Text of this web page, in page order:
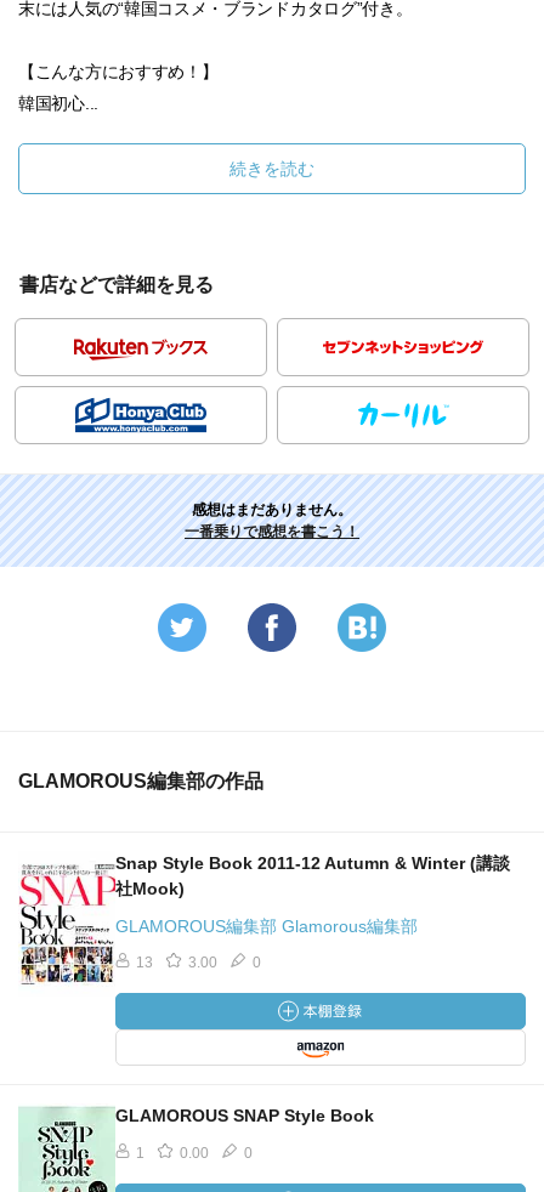
末には人気の“韓国コスメ・ブランドカタログ”付き。
【こんな方におすすめ！】
韓国初心...
続きを読む
書店などで詳細を見る
感想はまだありません。
一番乗りで感想を書こう！
GLAMOROUS編集部の作品
Snap Style Book 2011-12 Autumn & Winter (講談
社Mook)
GLAMOROUS編集部 Glamorous編集部
13 3.00 0
GLAMOROUS SNAP Style Book
1 0.00 0